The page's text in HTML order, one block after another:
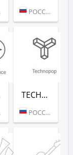
РОССИЯ (МОСКВА)
TECHNOPOP (РАДИО РЕКОРД)
РОССИЯ (МОСКВА)